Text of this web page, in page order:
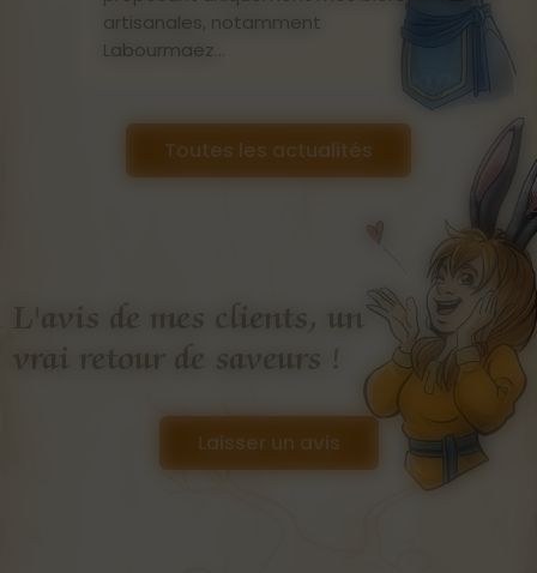
artisanales, notamment
Labourmaez...
Toutes les actualités
L'avis de mes clients, un
vrai retour de saveurs !
Laisser un avis